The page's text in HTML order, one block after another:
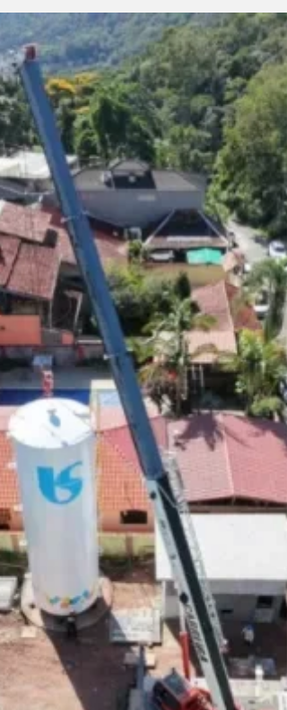
Ensaio sobre a
produção artística
Antes da primeira pincelada, houve
de observação. Os degraus de madeira da
Praça Santo Antônio, no Centro de Caieiras,
serviram como ponto fixo para acompanhar,
dia após dia, o movimento ao redor da
Concha Acústica de Caieiras — o palco que,
meses depois, se tornaria tela para um mural
que hoje ultrapassa a função decorativa e
símbolo de pertencimento.